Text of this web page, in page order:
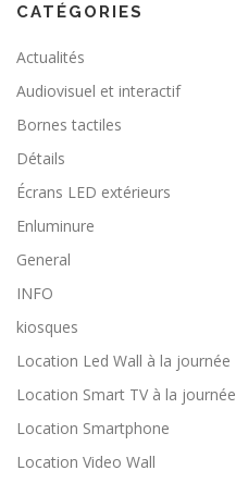
CATÉGORIES
Actualités
Audiovisuel et interactif
Bornes tactiles
Détails
Écrans LED extérieurs
Enluminure
General
INFO
kiosques
Location Led Wall à la journée
Location Smart TV à la journée
Location Smartphone
Location Video Wall